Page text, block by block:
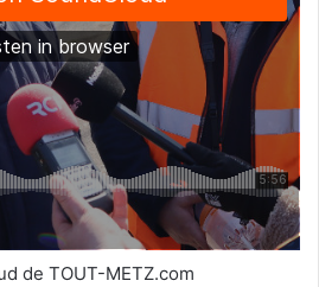
de TOUT-METZ.com